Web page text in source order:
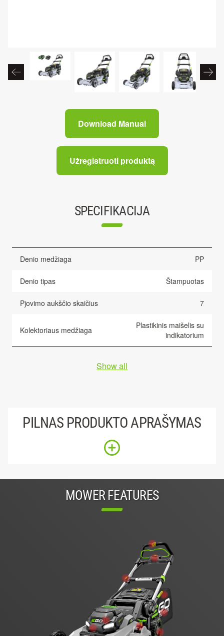
Download Manual
Užregistruoti produktą
SPECIFIKACIJA
Denio medžiaga PP
Denio tipas Štampuotas
Pjovimo aukščio skaičius 7
Kolektoriaus medžiaga
Plastikinis maišelis su
indikatorium
Show all
PILNAS PRODUKTO APRAŠYMAS
MOWER FEATURES